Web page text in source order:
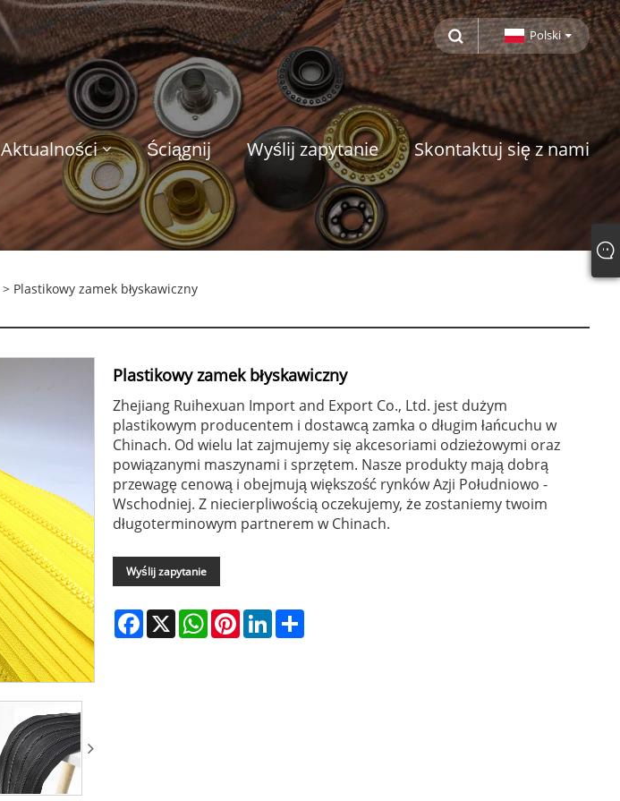
Polski
Aktualności Ściągnij Wyślij zapytanie Skontaktuj się z nami
> Plastikowy zamek błyskawiczny
Plastikowy zamek błyskawiczny
Zhejiang Ruihexuan Import and Export Co., Ltd. jest dużym
plastikowym producentem i dostawcą zamka o długim łańcuchu w
Chinach. Od wielu lat zajmujemy się akcesoriami odzieżowymi oraz
powiązanymi maszynami i sprzętem. Nasze produkty mają dobrą
przewagę cenową i obejmują większość rynków Azji Południowo -
Wschodniej. Z niecierpliwością oczekujemy, że zostaniemy twoim
długoterminowym partnerem w Chinach.
Wyślij zapytanie
Facebook
X WhatsApp
PinterestLinkedIn